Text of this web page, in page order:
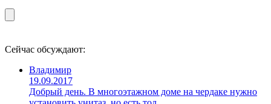
Сейчас обсуждают:
Владимир
19.09.2017
Добрый день. В многоэтажном доме на чердаке нужно